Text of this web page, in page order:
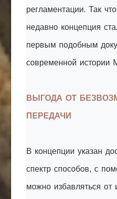
регламентации. Так
недавно концепция
первым подобным
современной истории
ВЫГОДА ОТ
ПЕРЕДАЧИ
В концепции указан
спектр способов, с
можно избавляться от